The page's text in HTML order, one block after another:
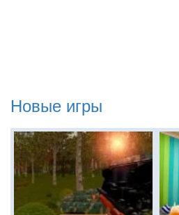
Новые игры